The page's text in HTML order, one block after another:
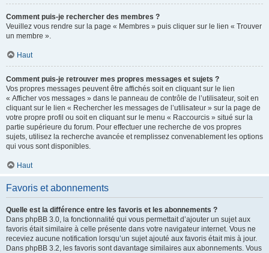
Comment puis-je rechercher des membres ?
Veuillez vous rendre sur la page « Membres » puis cliquer sur le lien « Trouver
un membre ».
Haut
Comment puis-je retrouver mes propres messages et sujets ?
Vos propres messages peuvent être affichés soit en cliquant sur le lien
« Afficher vos messages » dans le panneau de contrôle de l’utilisateur, soit en
cliquant sur le lien « Rechercher les messages de l’utilisateur » sur la page de
votre propre profil ou soit en cliquant sur le menu « Raccourcis » situé sur la
partie supérieure du forum. Pour effectuer une recherche de vos propres
sujets, utilisez la recherche avancée et remplissez convenablement les options
qui vous sont disponibles.
Haut
Favoris et abonnements
Quelle est la différence entre les favoris et les abonnements ?
Dans phpBB 3.0, la fonctionnalité qui vous permettait d’ajouter un sujet aux
favoris était similaire à celle présente dans votre navigateur internet. Vous ne
receviez aucune notification lorsqu’un sujet ajouté aux favoris était mis à jour.
Dans phpBB 3.2, les favoris sont davantage similaires aux abonnements. Vous